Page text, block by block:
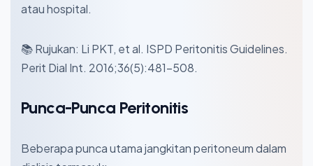
atau hospital.
📚 Rujukan: Li PKT, et al. ISPD Peritonitis Guidelines.
Perit Dial Int. 2016;36(5):481–508.
Punca-Punca Peritonitis
Beberapa punca utama jangkitan peritoneum dalam